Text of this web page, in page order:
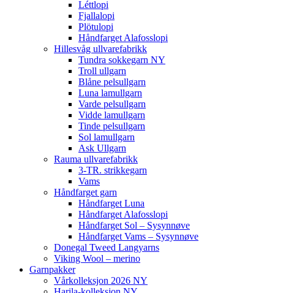
Léttlopi
Fjallalopi
Plötulopi
Håndfarget Alafosslopi
Hillesvåg ullvarefabrikk
Tundra sokkegarn NY
Troll ullgarn
Blåne pelsullgarn
Luna lamullgarn
Varde pelsullgarn
Vidde lamullgarn
Tinde pelsullgarn
Sol lamullgarn
Ask Ullgarn
Rauma ullvarefabrikk
3-TR. strikkegarn
Vams
Håndfarget garn
Håndfarget Luna
Håndfarget Alafosslopi
Håndfarget Sol – Sysynnøve
Håndfarget Vams – Sysynnøve
Donegal Tweed Langyarns
Viking Wool – merino
Garnpakker
Vårkolleksjon 2026 NY